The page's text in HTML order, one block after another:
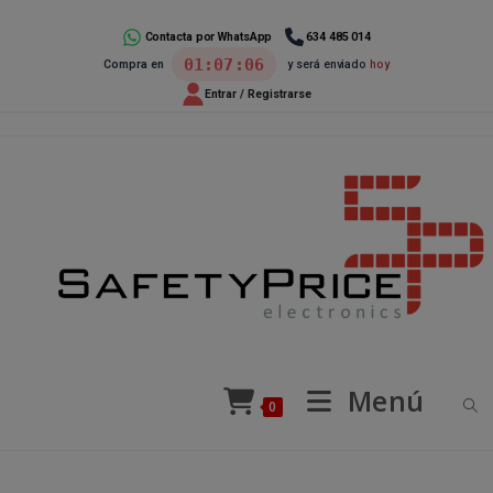
Contacta por WhatsApp
634 485 014
Compra en
01:07:05 y será enviado hoy
Entrar / Registrarse
0 Menú